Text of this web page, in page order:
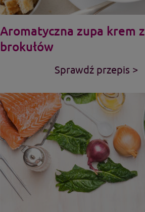
Aromatyczna zupa krem z
brokułów
Sprawdź przepis >